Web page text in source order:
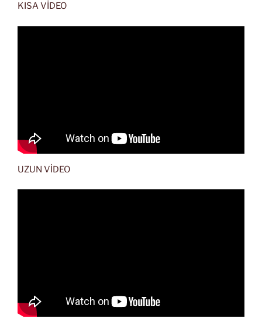
KISA VİDEO
UZUN VİDEO